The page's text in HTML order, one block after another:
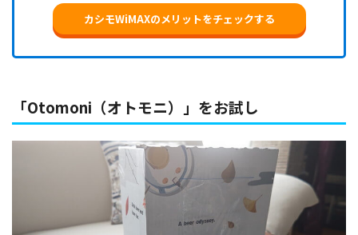
カシモWiMAXのメリットをチェックする
「Otomoni（オトモニ）」をお試し